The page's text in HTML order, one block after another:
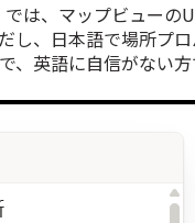
は、マップビューの
し、日本語で場所プ
、英語に自信がない方